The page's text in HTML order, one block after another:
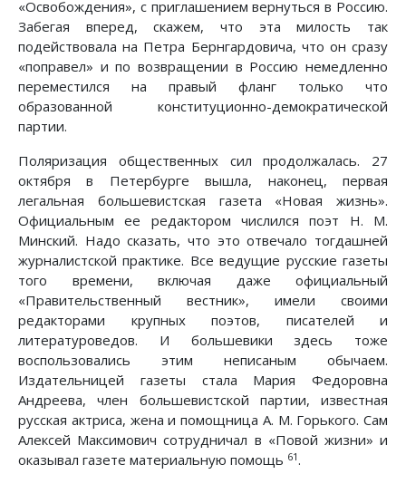
«Освобождения», с приглашением вернуться в Россию.
Забегая вперед, скажем, что эта милость так
подействовала на Петра Бернгардовича, что он сразу
«поправел» и по возвращении в Россию немедленно
переместился на правый фланг только что
образованной конституционно-демократической
партии.
Поляризация общественных сил продолжалась. 27
октября в Петербурге вышла, наконец, первая
легальная большевистская газета «Новая жизнь».
Официальным ее редактором числился поэт Н. М.
Минский. Надо сказать, что это отвечало тогдашней
журналистской практике. Все ведущие русские газеты
того времени, включая даже официальный
«Правительственный вестник», имели своими
редакторами крупных поэтов, писателей и
литературоведов. И большевики здесь тоже
воспользовались этим неписаным обычаем.
Издательницей газеты стала Мария Федоровна
Андреева, член большевистской партии, известная
русская актриса, жена и помощница А. М. Горького. Сам
Алексей Максимович сотрудничал в «Повой жизни» и
оказывал газете материальную помощь 61.